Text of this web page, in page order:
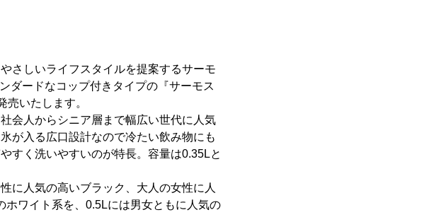
さしいライフスタイルを提案するサーモ
ダードなコップ付きタイプの『サーモス
いたします。
会人からシニア層まで幅広い世代に人気
が入る広口設計なので冷たい飲み物にも
すく洗いやすいのが特長。容量は0.35Lと
に人気の高いブラック、大人の女性に人
ワイト系を、0.5Lには男女ともに人気の